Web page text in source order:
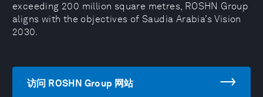
exceeding 200 million square metres, ROSHN Group
aligns with the objectives of Saudia Arabia’s Vision
2030.
访问 ROSHN Group 网站